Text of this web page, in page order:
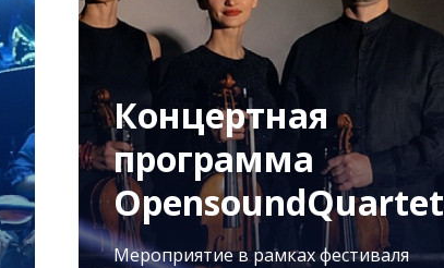
Концертная
программа
OpensoundQuartet
Мероприятие в рамках фестиваля